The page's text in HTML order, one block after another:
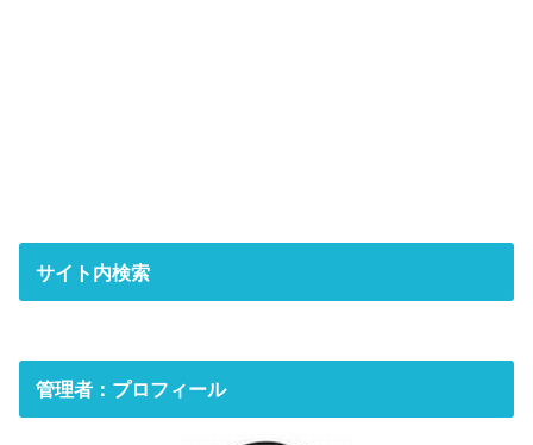
サイト内検索
管理者：プロフィール